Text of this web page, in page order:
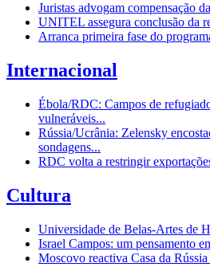
Juristas advogam compensação
UNITEL assegura conclusão da
Arranca primeira fase do
Internacional
Ébola/RDC: Campos de
vulneráveis...
Rússia/Ucrânia: Zelensky
sondagens...
RDC volta a restringir
Cultura
Universidade de Belas-Artes de
Israel Campos: um pensamento
Moscovo reactiva Casa da